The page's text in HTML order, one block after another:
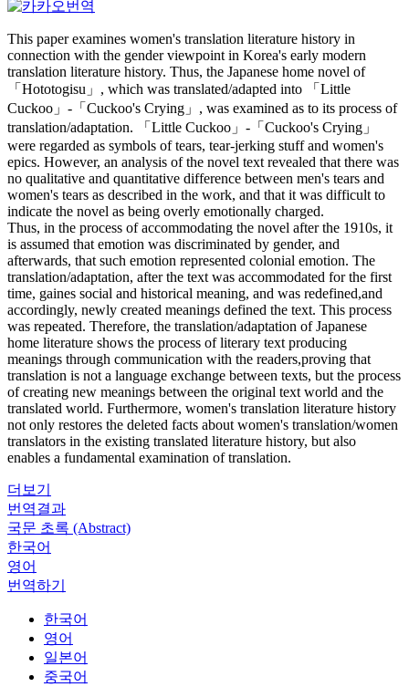
This paper examines women's translation literature history in
connection with the gender viewpoint in Korea's early modern
translation literature history. Thus, the Japanese home novel of
「Hototogisu」, which was translated/adapted into 「Little
Cuckoo」-「Cuckoo's Crying」, was examined as to its process of
translation/adaptation. 「Little Cuckoo」-「Cuckoo's Crying」
were regarded as symbols of tears, tear-jerking stuff and women's
epics. However, an analysis of the novel text revealed that there was
no qualitative and quantitative difference between men's tears and
women's tears as described in the work, and that it was difficult to
indicate the novel as being overly emotionally charged.
Thus, in the process of accommodating the novel after the 1910s, it
is assumed that emotion was discriminated by gender, and
afterwards, that such emotion represented colonial emotion. The
translation/adaptation, after the text was accommodated for the first
time, gaines social and historical meaning, and was redefined,and
accordingly, newly created meanings defined the text. This process
was repeated. Therefore, the translation/adaptation of Japanese
home literature shows the process of literary text producing
meanings through communication with the readers,proving that
translation is not a language exchange between texts, but the process
of creating new meanings between the original text world and the
translated world. Furthermore, women's translation literature history
not only restores the deleted facts about women's translation/women
translators in the existing translated literature history, but also
enables a fundamental examination of translation.
더보기
번역결과
국문 초록 (Abstract)
한국어
영어
번역하기
한국어
영어
일본어
중국어